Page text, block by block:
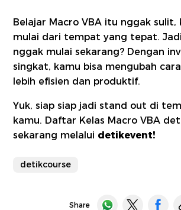
Belajar Macro VBA itu nggak sulit,
mulai dari tempat yang tepat.
nggak mulai sekarang? Dengan
singkat, kamu bisa mengubah
lebih efisien dan produktif.
Yuk, siap siap jadi stand out di
kamu. Daftar Kelas Macro VBA
sekarang melalui detikevent!
detikcourse
Share